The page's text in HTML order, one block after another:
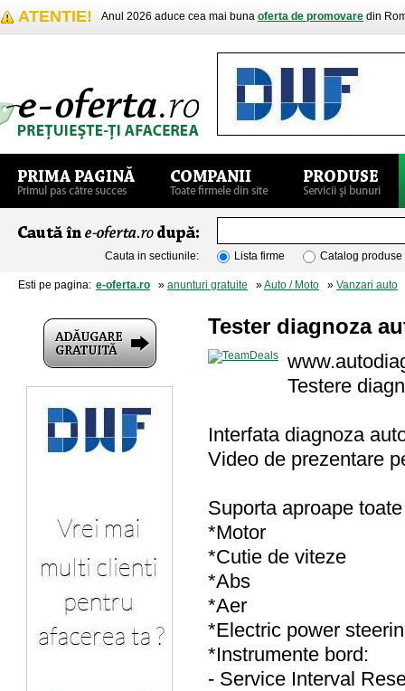
ATENTIE! Anul 2026 aduce cea mai buna oferta de promovare din
Cauta in sectiunile: Lista firme Catalog produse
Esti pe pagina: e-oferta.ro » anunturi gratuite »Auto / Moto » Vanzari auto
Tester diagnoza
Testere
Interfata diagnoza
Video de prezentare
Suporta aproape
*Motor
*Cutie de viteze
*Abs
*Aer
*Electric power
*Instrumente bord:
- Service Interval